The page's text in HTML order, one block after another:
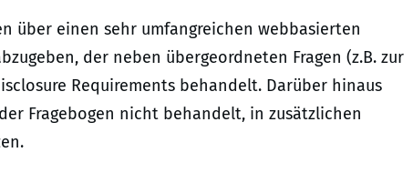
über einen sehr umfangreichen webbasierten
der neben übergeordneten Fragen (z.B. zur
Requirements behandelt. Darüber hinaus
Fragebogen nicht behandelt, in zusätzlichen